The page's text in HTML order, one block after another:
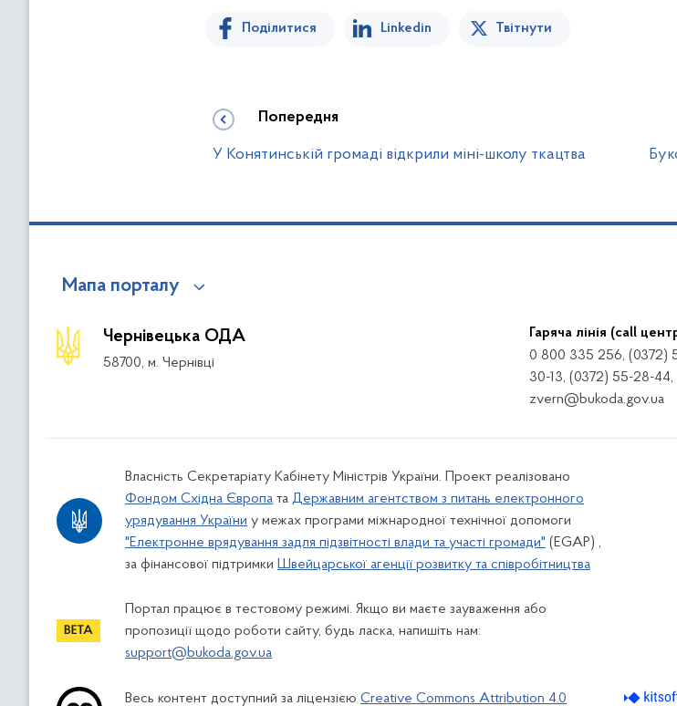
Поділитися Linkedin Твітнути
Попередня
У Конятинській громаді відкрили міні-школу ткацтва
Мапа порталу
Чернівецька ОДА
58700, м. Чернівці
Гаряча лінія (call
0 800 335 256, (0372)
30-13, (0372) 55-28-44,
zvern@bukoda.gov.ua
Власність Секретаріату Кабінету Міністрів України. Проект реалізовано
Фондом Східна Європа та Державним агентством з питань електронного
урядування України у межах програми міжнародної технічної допомоги
"Електронне врядування задля підзвітності влади та участі громади" (EGAP) ,
за фінансової підтримки Швейцарської агенції розвитку та співробітництва
Портал працює в тестовому режимі. Якщо ви маєте зауваження або
пропозиції щодо роботи сайту, будь ласка, напишіть нам:
support@bukoda.gov.ua
Весь контент доступний за ліцензією Creative Commons Attribution 4.0